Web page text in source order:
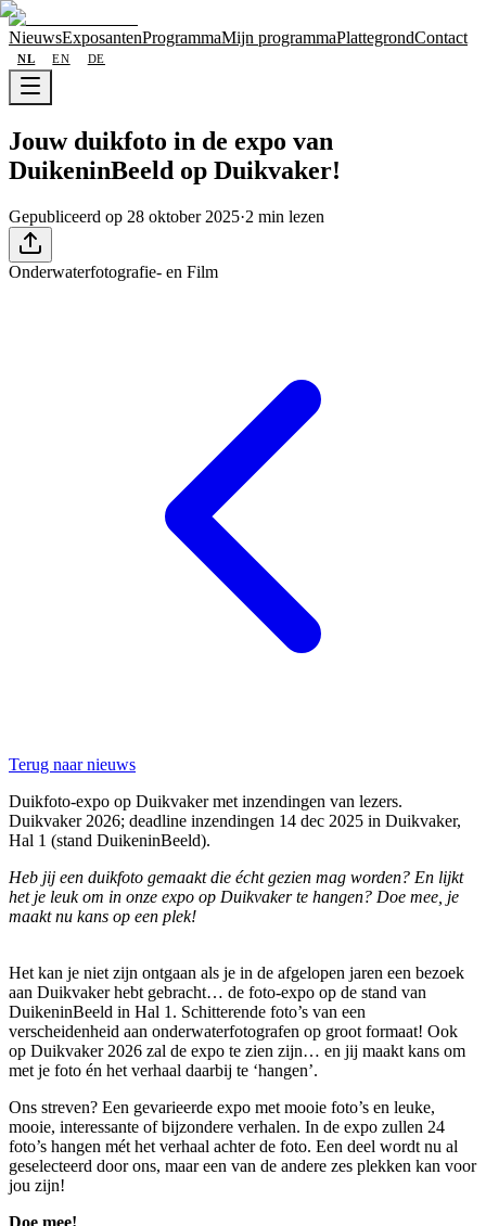
NieuwsExposantenProgrammaMijn programmaPlattegrondContact
NL EN DE
Jouw duikfoto in de expo van
DuikeninBeeld op Duikvaker!
Gepubliceerd op 28 oktober 2025·2 min lezen
Onderwaterfotografie- en Film
Terug naar nieuws
Duikfoto-expo op Duikvaker met inzendingen van lezers.
Duikvaker 2026; deadline inzendingen 14 dec 2025 in Duikvaker,
Hal 1 (stand DuikeninBeeld).
Heb jij een duikfoto gemaakt die écht gezien mag worden? En lijkt
het je leuk om in onze expo op Duikvaker te hangen? Doe mee, je
maakt nu kans op een plek!
Het kan je niet zijn ontgaan als je in de afgelopen jaren een bezoek
aan Duikvaker hebt gebracht… de foto-expo op de stand van
DuikeninBeeld in Hal 1. Schitterende foto’s van een
verscheidenheid aan onderwaterfotografen op groot formaat! Ook
op Duikvaker 2026 zal de expo te zien zijn… en jij maakt kans om
met je foto én het verhaal daarbij te ‘hangen’.
Ons streven? Een gevarieerde expo met mooie foto’s en leuke,
mooie, interessante of bijzondere verhalen. In de expo zullen 24
foto’s hangen mét het verhaal achter de foto. Een deel wordt nu al
geselecteerd door ons, maar een van de andere zes plekken kan voor
jou zijn!
Doe mee!